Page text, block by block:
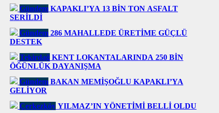
Gündem KAPAKLI’YA 13 BİN TON ASFALT
SERİLDİ
Gündem 286 MAHALLEDE ÜRETİME GÜÇLÜ
DESTEK
Tekirdağ KENT LOKANTALARINDA 250 BİN
ÖĞÜNLÜK DAYANIŞMA
Gündem BAKAN MEMİŞOĞLU KAPAKLI’YA
GELİYOR
Çerkezköy YILMAZ’IN YÖNETİMİ BELLİ OLDU